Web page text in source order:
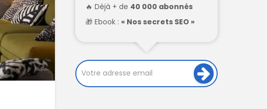
Déjà + de 40 000 abonnés
Ebook : « Nos secrets SEO »